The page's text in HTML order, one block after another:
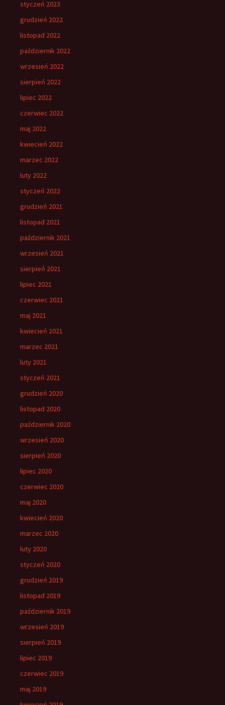
styczeń 2023
grudzień 2022
listopad 2022
październik 2022
wrzesień 2022
sierpień 2022
lipiec 2022
czerwiec 2022
maj 2022
kwiecień 2022
marzec 2022
luty 2022
styczeń 2022
grudzień 2021
listopad 2021
październik 2021
wrzesień 2021
sierpień 2021
lipiec 2021
czerwiec 2021
maj 2021
kwiecień 2021
marzec 2021
luty 2021
styczeń 2021
grudzień 2020
listopad 2020
październik 2020
wrzesień 2020
sierpień 2020
lipiec 2020
czerwiec 2020
maj 2020
kwiecień 2020
marzec 2020
luty 2020
styczeń 2020
grudzień 2019
listopad 2019
październik 2019
wrzesień 2019
sierpień 2019
lipiec 2019
czerwiec 2019
maj 2019